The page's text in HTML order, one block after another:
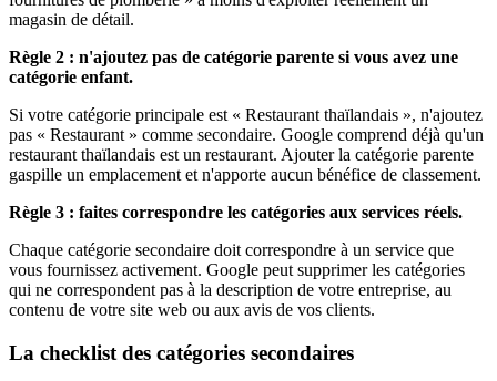
magasin de détail.
Règle 2 : n'ajoutez pas de catégorie parente si vous avez une
catégorie enfant.
Si votre catégorie principale est « Restaurant thaïlandais », n'ajoutez
pas « Restaurant » comme secondaire. Google comprend déjà qu'un
restaurant thaïlandais est un restaurant. Ajouter la catégorie parente
gaspille un emplacement et n'apporte aucun bénéfice de classement.
Règle 3 : faites correspondre les catégories aux services réels.
Chaque catégorie secondaire doit correspondre à un service que
vous fournissez activement. Google peut supprimer les catégories
qui ne correspondent pas à la description de votre entreprise, au
contenu de votre site web ou aux avis de vos clients.
La checklist des catégories secondaires